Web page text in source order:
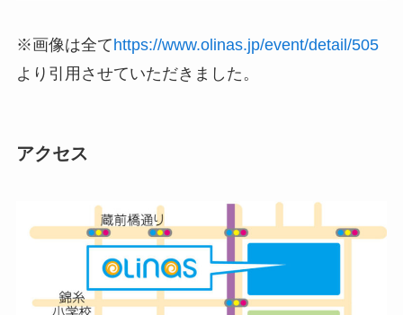
※画像は全て https://www.olinas.jp/event/detail/505
より引用させていただきました。
アクセス